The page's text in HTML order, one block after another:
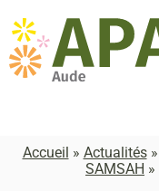
Accueil » Actualités»
SAMSAH »